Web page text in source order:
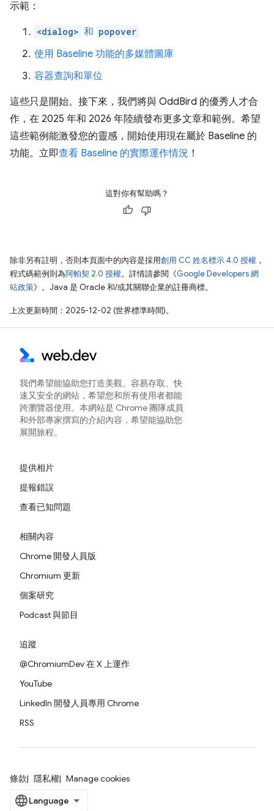
示範：
<dialog> 和 popover
使用 Baseline 功能的多媒體圖庫
容器查詢和單位
這些只是開始。接下來，我們將與 OddBird 的優秀人才合
作，在 2025 年和 2026 年陸續發布更多文章和範例。希望
這些範例能激發您的靈感，開始使用現在屬於 Baseline 的
功能。立即查看 Baseline 的實際運作情況 ！
這對你有幫助嗎？
除非另有註明，否則本頁面中的內容是採用創用 CC 姓名標示 4.0 授權 ，
程式碼範例則為阿帕契 2.0 授權。詳情請參閱《Google Developers 網
站政策》。Java 是 Oracle 和/或其關聯企業的註冊商標。
上次更新時間：2025-12-02 (世界標準時間)。
我們希望能協助您打造美觀、容易存取、快
速又安全的網站，希望您和所有使用者都能
跨瀏覽器使用。本網站是 Chrome 團隊成員
和外部專家撰寫的介紹內容，希望能協助您
展開旅程。
提供相片
提報錯誤
查看已知問題
相關內容
Chrome 開發人員版
Chromium 更新
個案研究
Podcast 與節目
追蹤
@ChromiumDev 在 X 上運作
YouTube
LinkedIn 開發人員專用 Chrome
RSS
條款 隱私權 Manage cookies